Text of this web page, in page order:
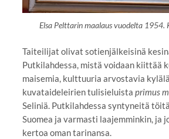
Elsa Pelttarin maalaus vuodelta 1954.
Taiteilijat olivat sotienjälkeisinä
Putkilahdessa, mistä voidaan kiittää
maisemia, kulttuuria arvostavia
kuvataideleirien tulisieluista primus
Seliniä. Putkilahdessa syntyneitä
Suomea ja varmasti laajemminkin, ja
kertoa oman tarinansa.